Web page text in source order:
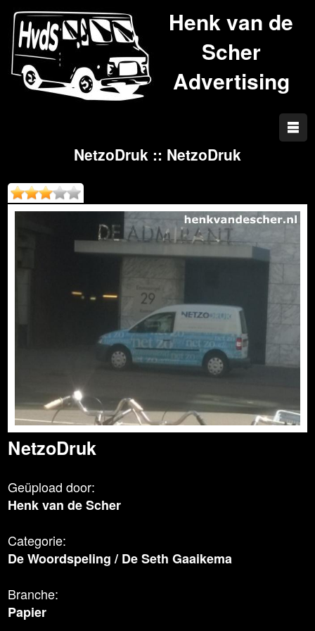
Henk van de
Scher
Advertising
NetzoDruk :: NetzoDruk
NetzoDruk
Geüpload door:
Henk van de Scher
Categorie:
De Woordspeling /De Seth Gaaikema
Branche:
Papier